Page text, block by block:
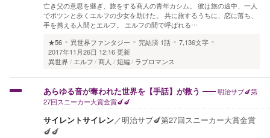
亡き父の意思を継ぎ、旅をする商人の青年カシム。 彼は旅の途中、一人
でポツンと歩くエルフの少女を助けた。 共に旅するうちに、恋に落ち、
手を携える人間とエルフ。 エルフの間で呼ばれる…
★56
異世界ファンタジー 完結済 1話
7,136文字
2017年11月26日 12:16 更新
異世界
エルフ 商人 短編 ラブロマンス
あらゆる音が奪われた世界を【手話】が救う
明治サブ🍆第
27回スニーカー大賞金賞🍆🍆
サイレントサイレン／明治サブ🍆第27回スニーカー大賞金賞
🍆🍆